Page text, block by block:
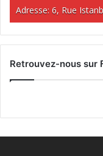
Adresse: 6, Rue
Retrouvez-nous sur